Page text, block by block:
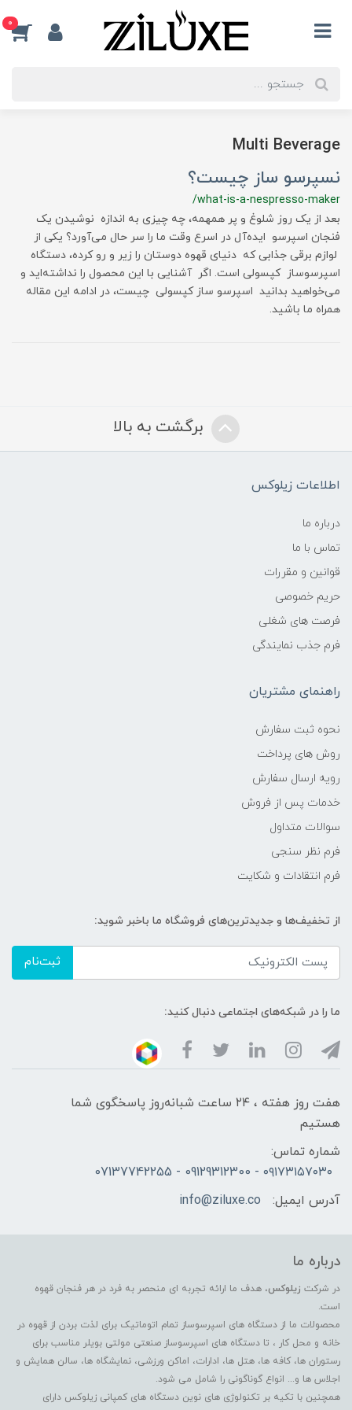
0
Multi Beverage
نسپرسو ساز چیست؟
/what-is-a-nespresso-maker
بعد از یک روز شلوغ و پر همهمه، چه چیزی به اندازه نوشیدن یک
فنجان اسپرسو ایده‌آل در اسرع وقت ما را سر حال می‌آورد؟ یکی از
لوازم برقی جذابی که دنیای قهوه دوستان را زیر و رو کرده، دستگاه
اسپرسوساز کپسولی است. اگر آشنایی با این محصول را نداشته‌اید و
می‌خواهید بدانید اسپرسو ساز کپسولی چیست، در ادامه این مقاله
همراه ما باشید.
برگشت به بالا
اطلاعات زیلوکس
درباره ما
تماس با ما
قوانین و مقررات
حریم خصوصی
فرصت های شغلی
فرم جذب نمایندگی
راهنمای مشتریان
نحوه ثبت سفارش
روش های پرداخت
رویه ارسال سفارش
خدمات پس از فروش
سوالات متداول
فرم نظر سنجی
فرم انتقادات و شکایت
از تخفیف‌ها و جدیدترین‌های فروشگاه ما باخبر شوید:
ثبت‌نام
ما را در شبکه‌های اجتماعی دنبال کنید:
هفت روز هفته ، ۲۴ ساعت شبانه‌روز پاسخگوی شما
هستیم
شماره تماس:
۰۹۱۷۳۱۵۷۰۳۰ - 09129312300 - 07137742255
آدرس ایمیل:
info@ziluxe.co
درباره ما
در شرکت زیلوکس، هدف ما ارائه تجربه ای منحصر به فرد در هر فنجان قهوه
است.
محصولات ما از دستگاه های اسپرسوساز تمام اتوماتیک برای لذت بردن از قهوه در
خانه و محل کار ، تا دستگاه های اسپرسوساز صنعتی مولتی بویلر مناسب برای
رستوران ها، کافه ها، هتل ها، ادارات، اماکن ورزشی، نمایشگاه ها، سالن همایش و
اجلاس ها و... انواع گوناگونی را شامل می شود.
همچنین با تکیه بر تکنولوژی های نوین دستگاه های کمپانی زیلوکس دارای